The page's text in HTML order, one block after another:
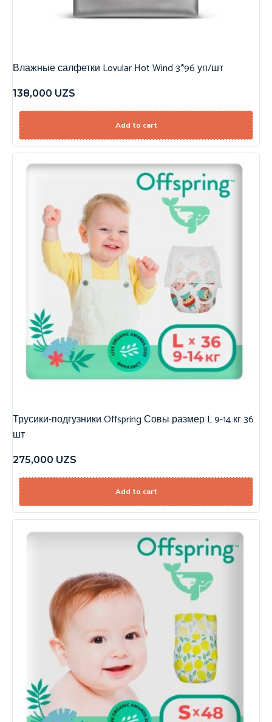
Влажные салфетки Lovular Hot Wind 3*96 уп/шт
138,000 UZS
Add to cart
Трусики-подгузники Offspring Совы размер L 9-14 кг 36
шт
275,000 UZS
Add to cart